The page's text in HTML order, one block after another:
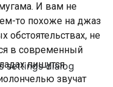
settings dialog
И вам не
то похоже на джаз
не
в современный
пишутся
звучат